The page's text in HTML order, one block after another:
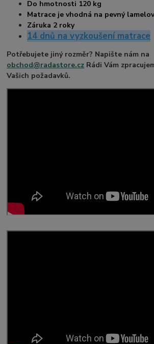
Do hmotnosti 120 kg
Matrace je vhodná na pevný
Záruka 2 roky
14 dnů na vyzkoušení matrace
Potřebujete jiný rozměr? Napište nám na
obchod@radastore.cz Rádi Vám
Vašich požadavků.